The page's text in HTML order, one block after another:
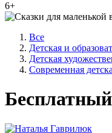
6+
Все
Детская и
Детская
Современная